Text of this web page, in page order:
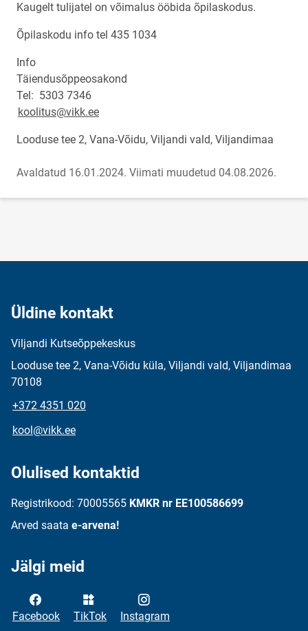
Kaugelt tulijatel on võimalus ööbida õpilaskodus.
Õpilaskodu info tel 435 1034
Info
Täiendusõppeosakond
Tel: 5303 7346
koolitus@vikk.ee
Looduse tee 2, Vana-Võidu, Viljandi vald, Viljandimaa
Avaldatud 16.01.2024. Viimati muudetud 04.08.2026.
Üldine kontakt
Viljandi Kutseõppekeskus
Looduse tee 2, Vana-Võidu küla, Viljandi vald, Viljandimaa
70108
+372 4351 020
kool@vikk.ee
Olulised kontaktid
Registrikood: 70005565 KMKR nr EE100586699
Arved saata e-arvena!
Jälgi meid
Facebook TikTok Instagram